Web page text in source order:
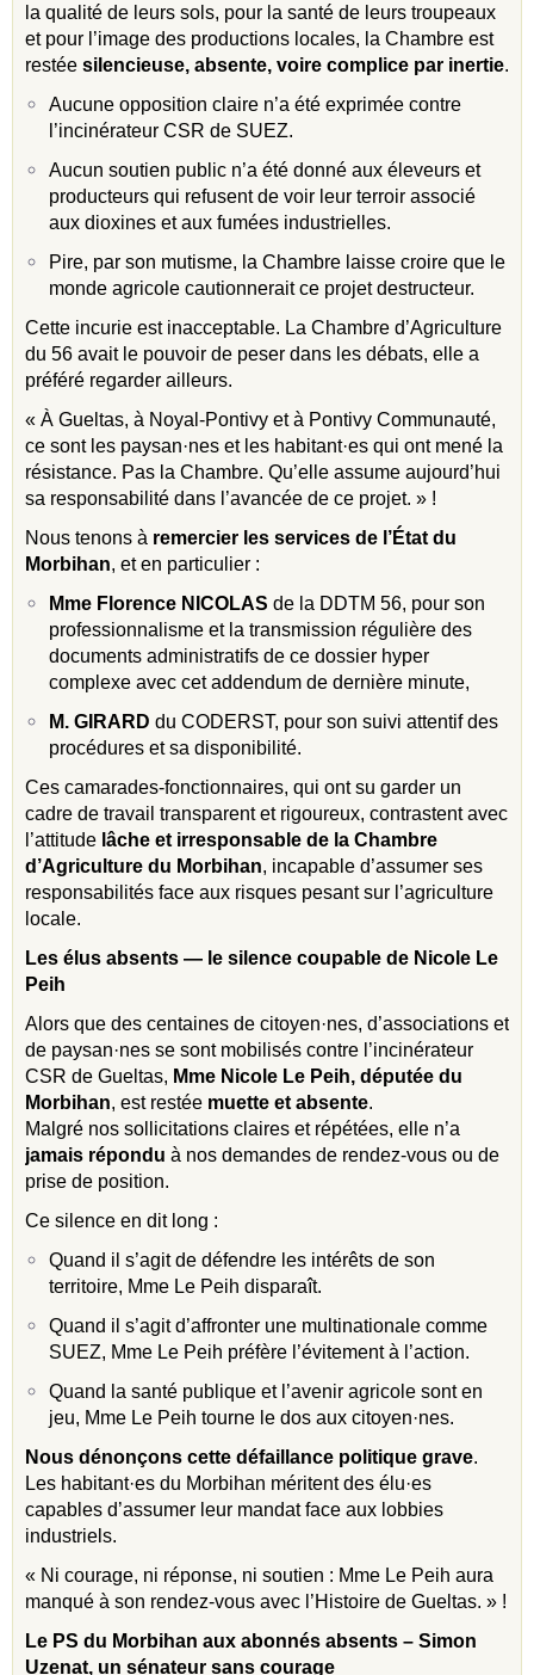
la qualité de leurs sols, pour la santé de leurs troupeaux
et pour l’image des productions locales, la Chambre est
restée silencieuse, absente, voire complice par inertie.
Aucune opposition claire n’a été exprimée contre
l’incinérateur CSR de SUEZ.
Aucun soutien public n’a été donné aux éleveurs et
producteurs qui refusent de voir leur terroir associé
aux dioxines et aux fumées industrielles.
Pire, par son mutisme, la Chambre laisse croire que le
monde agricole cautionnerait ce projet destructeur.
Cette incurie est inacceptable. La Chambre d’Agriculture
du 56 avait le pouvoir de peser dans les débats, elle a
préféré regarder ailleurs.
« À Gueltas, à Noyal-Pontivy et à Pontivy Communauté,
ce sont les paysan·nes et les habitant·es qui ont mené la
résistance. Pas la Chambre. Qu’elle assume aujourd’hui
sa responsabilité dans l’avancée de ce projet. » !
Nous tenons à remercier les services de l’État du
Morbihan, et en particulier :
Mme Florence NICOLAS de la DDTM 56, pour son
professionnalisme et la transmission régulière des
documents administratifs de ce dossier hyper
complexe avec cet addendum de dernière minute,
M. GIRARD du CODERST, pour son suivi attentif des
procédures et sa disponibilité.
Ces camarades-fonctionnaires, qui ont su garder un
cadre de travail transparent et rigoureux, contrastent avec
l’attitude lâche et irresponsable de la Chambre
d’Agriculture du Morbihan, incapable d’assumer ses
responsabilités face aux risques pesant sur l’agriculture
locale.
Les élus absents — le silence coupable de Nicole Le
Peih
Alors que des centaines de citoyen·nes, d’associations et
de paysan·nes se sont mobilisés contre l’incinérateur
CSR de Gueltas, Mme Nicole Le Peih, députée du
Morbihan, est restée muette et absente.
Malgré nos sollicitations claires et répétées, elle n’a
jamais répondu à nos demandes de rendez-vous ou de
prise de position.
Ce silence en dit long :
Quand il s’agit de défendre les intérêts de son
territoire, Mme Le Peih disparaît.
Quand il s’agit d’affronter une multinationale comme
SUEZ, Mme Le Peih préfère l’évitement à l’action.
Quand la santé publique et l’avenir agricole sont en
jeu, Mme Le Peih tourne le dos aux citoyen·nes.
Nous dénonçons cette défaillance politique grave.
Les habitant·es du Morbihan méritent des élu·es
capables d’assumer leur mandat face aux lobbies
industriels.
« Ni courage, ni réponse, ni soutien : Mme Le Peih aura
manqué à son rendez-vous avec l’Histoire de Gueltas. » !
Le PS du Morbihan aux abonnés absents – Simon
Uzenat, un sénateur sans courage